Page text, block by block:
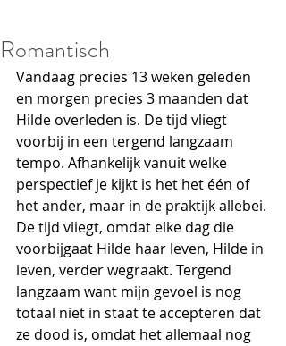
Romantisch
Vandaag precies 13 weken geleden
en morgen precies 3 maanden dat
Hilde overleden is. De tijd vliegt
voorbij in een tergend langzaam
tempo. Afhankelijk vanuit welke
perspectief je kijkt is het het één of
het ander, maar in de praktijk allebei.
De tijd vliegt, omdat elke dag die
voorbijgaat Hilde haar leven, Hilde in
leven, verder wegraakt. Tergend
langzaam want mijn gevoel is nog
totaal niet in staat te accepteren dat
ze dood is, omdat het allemaal nog